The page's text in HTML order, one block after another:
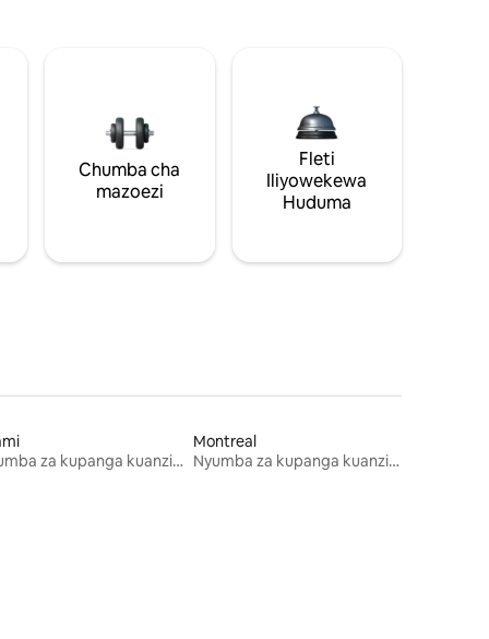
Chumba cha
mazoezi
Fleti
Iliyowekewa
Huduma
Nyumba za kupanga kuanzia mwezi mmoja
Montreal
Nyumba za kupanga kuanzia mwezi mmoja